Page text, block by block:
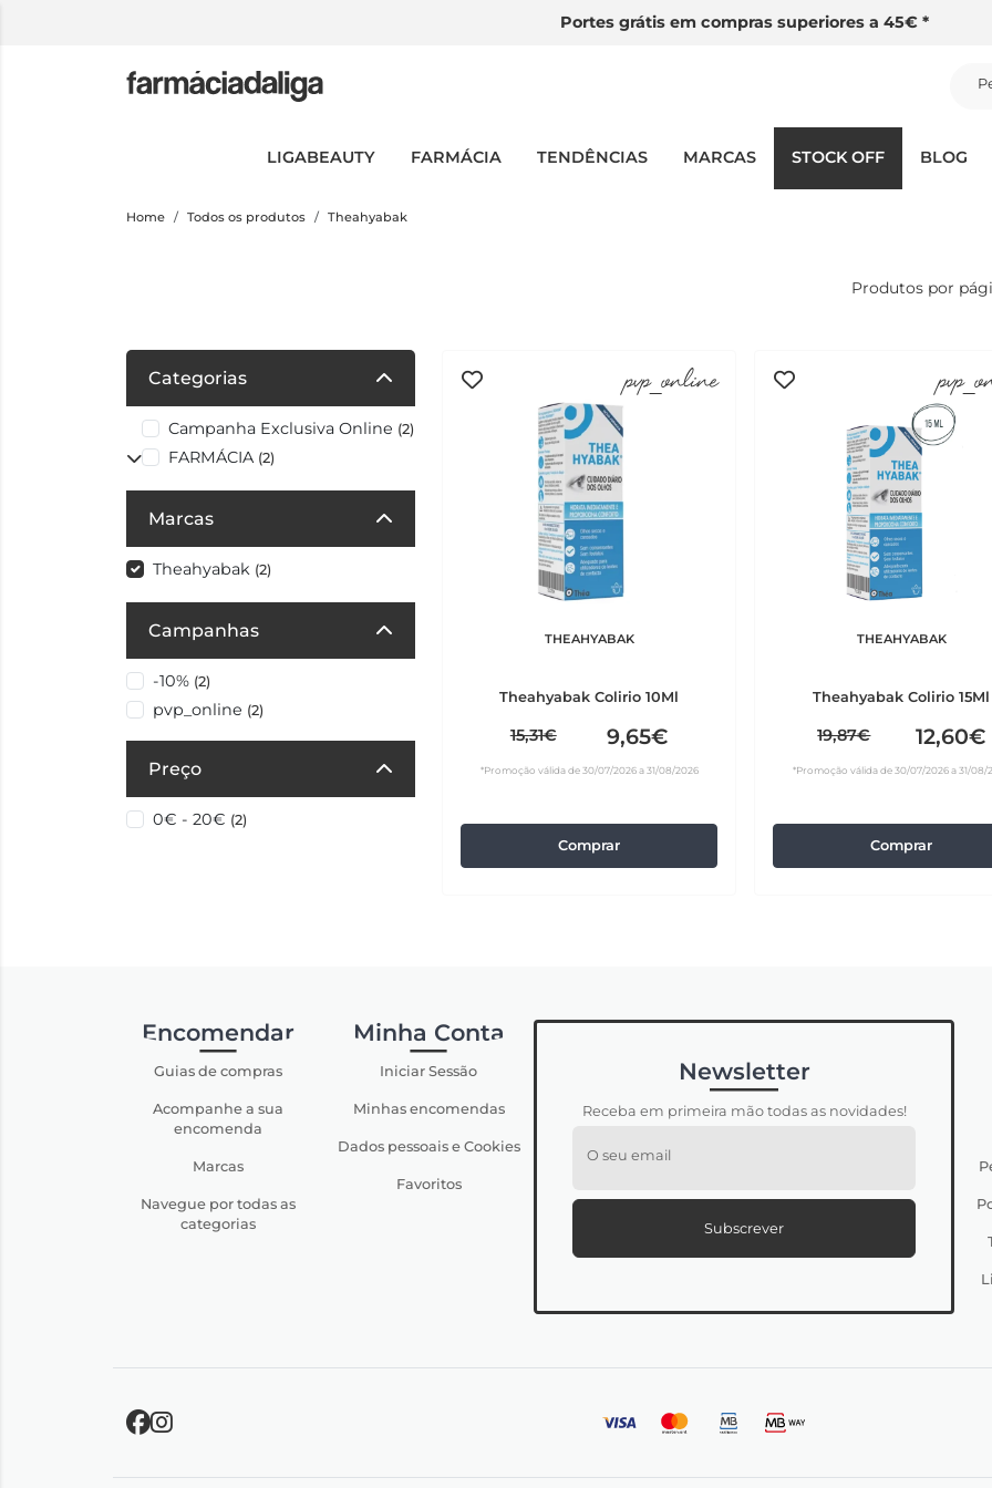
Portes grátis em compras superiores a 45€ *
LIGABEAUTY FARMÁCIA TENDÊNCIAS MARCAS STOCK OFF BLOG
Home Todos os produtos Theahyabak
Produtos por
Categorias
Campanha Exclusiva Online (2)
FARMÁCIA (2)
Marcas
Theahyabak (2)
Campanhas
-10% (2)
pvp_online (2)
Preço
0€ - 20€ (2)
pvp_online
THEAHYABAK
Theahyabak Colirio 10Ml
15,31€ 9,65€
*Promoção válida de 30/07/2026 a 31/08/2026
Comprar
THEAHYABAK
Theahyabak Colirio 15Ml
19,87€ 12,60€
*Promoção válida de 30/07/2026 a 31/08/
Comprar
Encomendar
Guias de compras
Acompanhe a sua
encomenda
Marcas
Navegue por todas as
categorias
Minha Conta
Iniciar Sessão
Minhas encomendas
Dados pessoais e Cookies
Favoritos
Newsletter
Receba em primeira mão todas as novidades!
O seu email
Subscrever